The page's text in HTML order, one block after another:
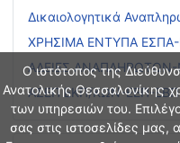
Ο ιστότοπος της
Ανατολικής Θεσσαλονίκης
των υπηρεσιών του.
σας στις ιστοσελίδες
Δικαιολογητικά
ΧΡΗΣΙΜΑ ΕΝΤΥΠΑ
ΑΔΕΙΕΣ
ΑΣΕΠ ΕΚΠ/ΚΩΝ-ΕΕΠ-ΕΒΠ